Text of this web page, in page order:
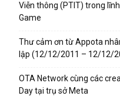
Viễn thông (PTIT) trong
Game
Thư cảm ơn từ Appota
lập (12/12/2011 – 12/12/
OTA Network cùng các
Day tại trụ sở Meta